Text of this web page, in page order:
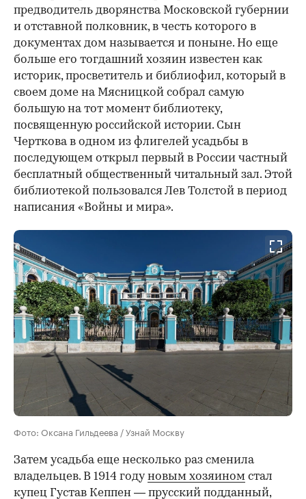
предводитель дворянства Московской губернии
и отставной полковник, в честь которого в
документах дом называется и поныне. Но еще
больше его тогдашний хозяин известен как
историк, просветитель и библиофил, который в
своем доме на Мясницкой собрал самую
большую на тот момент библиотеку,
посвященную российской истории. Сын
Черткова в одном из флигелей усадьбы в
последующем открыл первый в России частный
бесплатный общественный читальный зал. Этой
библиотекой пользовался Лев Толстой в период
написания «Войны и мира».
Фото: Оксана Гильдеева / Узнай Москву
Затем усадьба еще несколько раз сменила
владельцев. В 1914 годуновым хозяином стал
купец Густав Кеппен — прусский подданный,